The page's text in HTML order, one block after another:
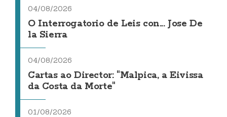
04/08/2026
O Interrogatorio de Leis con... Jose De
la Sierra
04/08/2026
Cartas ao Director: "Malpica, a Eivissa
da Costa da Morte"
01/08/2026